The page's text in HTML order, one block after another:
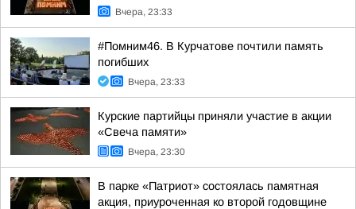
Вчера, 23:33
#Помним46. В Курчатове почтили память
погибших
Вчера, 23:33
Курские партийцы приняли участие в акции
«Свеча памяти»
Вчера, 23:30
В парке «Патриот» состоялась памятная
акция, приуроченная ко второй годовщине